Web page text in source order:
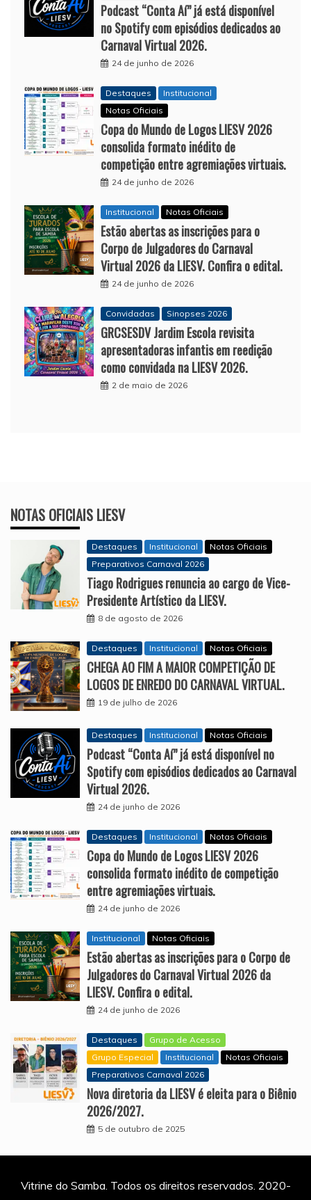
Podcast “Conta Aí” já está disponível
no Spotify com episódios dedicados ao
Carnaval Virtual 2026.
24 de junho de 2026
Destaques
Institucional
Notas Oficiais
Copa do Mundo de Logos LIESV 2026
consolida formato inédito de
competição entre agremiações virtuais.
24 de junho de 2026
Institucional Notas Oficiais
Estão abertas as inscrições para o
Corpo de Julgadores do Carnaval
Virtual 2026 da LIESV. Confira o edital.
24 de junho de 2026
Convidadas Sinopses 2026
GRCSESDV Jardim Escola revisita
apresentadoras infantis em reedição
como convidada na LIESV 2026.
2 de maio de 2026
NOTAS OFICIAIS LIESV
Destaques Institucional
Notas Oficiais
Preparativos Carnaval 2026
Tiago Rodrigues renuncia ao cargo de Vice-
Presidente Artístico da LIESV.
8 de agosto de 2026
Destaques Institucional Notas Oficiais
CHEGA AO FIM A MAIOR COMPETIÇÃO DE
LOGOS DE ENREDO DO CARNAVAL VIRTUAL.
19 de julho de 2026
Destaques Institucional Notas Oficiais
Podcast “Conta Aí” já está disponível no
Spotify com episódios dedicados ao Carnaval
Virtual 2026.
24 de junho de 2026
Destaques Institucional Notas Oficiais
Copa do Mundo de Logos LIESV 2026
consolida formato inédito de competição
entre agremiações virtuais.
24 de junho de 2026
Institucional Notas Oficiais
Estão abertas as inscrições para o Corpo de
Julgadores do Carnaval Virtual 2026 da
LIESV. Confira o edital.
24 de junho de 2026
Destaques
Grupo de Acesso
Grupo Especial
Institucional
Notas Oficiais
Preparativos Carnaval 2026
Nova diretoria da LIESV é eleita para o Biênio
2026/2027.
5 de outubro de 2025
Vitrine do Samba. Todos os direitos reservados. 2020-